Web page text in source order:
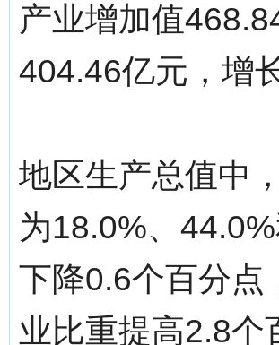
产业增加值
404.46亿元，增
地区生产总值中
为18.0%、
下降0.6个百分点
业比重提高2.8个